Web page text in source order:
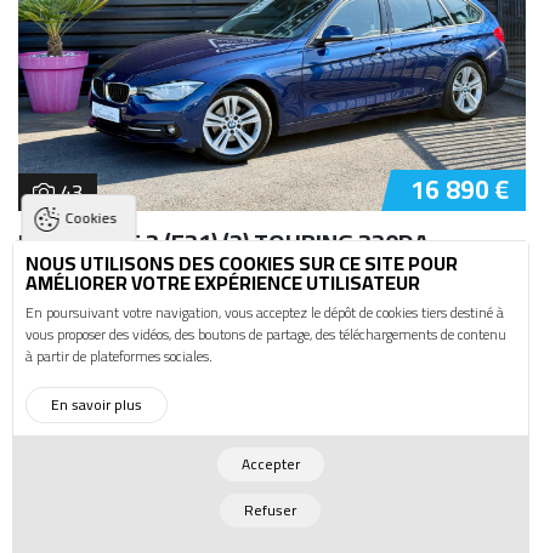
43 16 890 €
BMW SERIE 3 (F31) (2) TOURING 320DA
EFFICIENTDYNAMICS 163 SPORT
SERIE 3 (F31) (2) TOURING 320DA
EFFICIENTDYNAMICS 163 SPORT
Diesel
2018 136 025 Km
Cookies
NOUS UTILISONS DES COOKIES SUR CE SITE POUR
AMÉLIORER VOTRE EXPÉRIENCE UTILISATEUR
En poursuivant votre navigation, vous acceptez le dépôt de cookies tiers destiné à
vous proposer des vidéos, des boutons de partage, des téléchargements de contenu
à partir de plateformes sociales.
En savoir plus
Accepter
Refuser